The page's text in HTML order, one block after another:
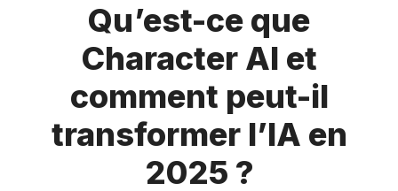
Qu’est-ce que
Character AI et
comment peut-il
transformer l’IA en
2025 ?